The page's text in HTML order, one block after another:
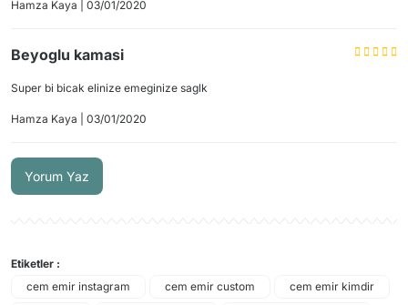
Hamza Kaya | 03/01/2020
Beyoglu kamasi
Super bi bicak elinize emeginize saglk
Hamza Kaya | 03/01/2020
Yorum Yaz
Etiketler :
cem emir instagram
cem emir custom
cem emir kimdir